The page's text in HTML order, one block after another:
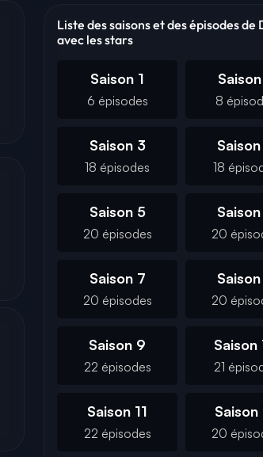
Liste des saisons et des épisodes de
avec les stars
Saison 1
6 épisodes 8
Saison 3
18 épisodes 18
Saison 5
20 épisodes 20
Saison 7
20 épisodes 20
Saison 9
22 épisodes
Saison
21
Saison 11
22 épisodes
Saison
20